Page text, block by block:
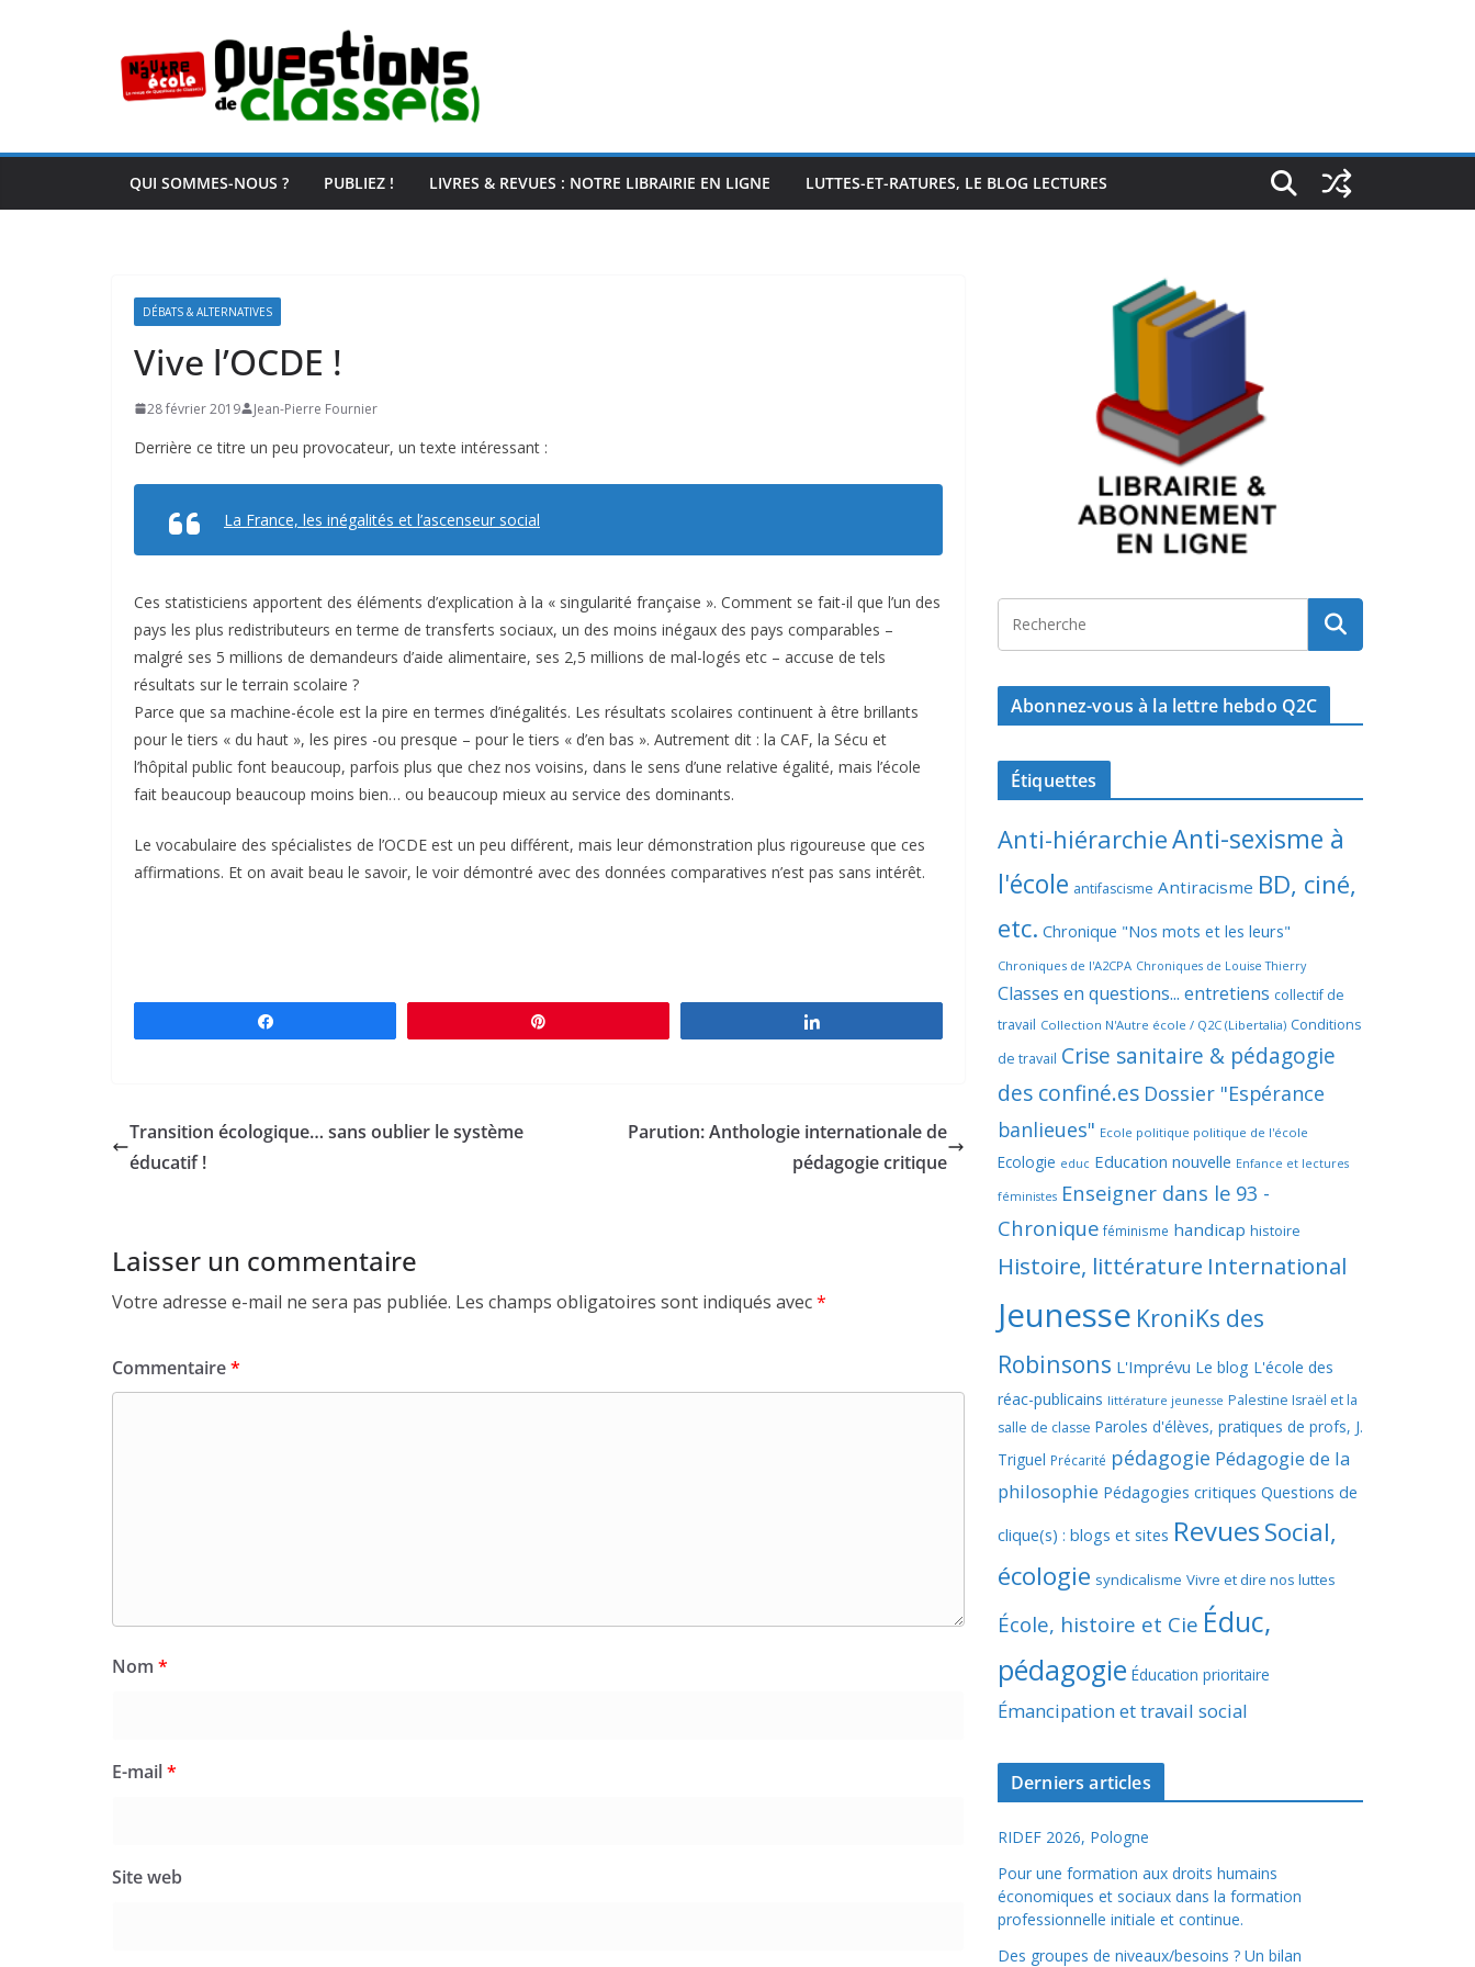
QUI SOMMES-NOUS ? PUBLIEZ ! LIVRES & REVUES : NOTRE LIBRAIRIE EN LIGNE LUTTES-ET-RATURES, LE BLOG LECTURES
DÉBATS & ALTERNATIVES
Vive l’OCDE !
28 février 2019 Jean-Pierre Fournier
Derrière ce titre un peu provocateur, un texte intéressant :
La France, les inégalités et l’ascenseur social
Ces statisticiens apportent des éléments d’explication à la « singularité française ». Comment se fait-il que l’un des
pays les plus redistributeurs en terme de transferts sociaux, un des moins inégaux des pays comparables –
malgré ses 5 millions de demandeurs d’aide alimentaire, ses 2,5 millions de mal-logés etc – accuse de tels
résultats sur le terrain scolaire ?
Parce que sa machine-école est la pire en termes d’inégalités. Les résultats scolaires continuent à être brillants
pour le tiers « du haut », les pires -ou presque – pour le tiers « d’en bas ». Autrement dit : la CAF, la Sécu et
l’hôpital public font beaucoup, parfois plus que chez nos voisins, dans le sens d’une relative égalité, mais l’école
fait beaucoup beaucoup moins bien… ou beaucoup mieux au service des dominants.
Le vocabulaire des spécialistes de l’OCDE est un peu différent, mais leur démonstration plus rigoureuse que ces
affirmations. Et on avait beau le savoir, le voir démontré avec des données comparatives n’est pas sans intérêt.
Transition écologique… sans oublier le système
éducatif !
Parution: Anthologie internationale de
pédagogie critique
Laisser un commentaire
Votre adresse e-mail ne sera pas publiée. Les champs obligatoires sont indiqués avec*
Commentaire*
Nom *
E-mail*
Site web
Abonnez-vous à la lettre hebdo Q2C
Étiquettes
Anti-hiérarchieAnti-sexisme à
l'école antifascisme Antiracisme BD, ciné,
etc. Chronique "Nos mots et les leurs"
Chroniques de l'A2CPA Chroniques de Louise Thierry
Classes en questions... entretiens collectif de
travail Collection N'Autre école / Q2C (Libertalia) Conditions
de travail Crise sanitaire & pédagogie
des confiné.es Dossier "Espérance
banlieues" Ecole politique politique de l'école
Ecologie educ Education nouvelle Enfance et lectures
féministes Enseigner dans le 93 -
Chronique féminisme handicap histoire
Histoire, littérature International
Jeunesse KroniKs des
Robinsons L'Imprévu Le blog L'école des
réac-publicains littérature jeunesse Palestine Israël et la
salle de classe Paroles d'élèves, pratiques de profs, J.
Triguel Précarité pédagogie Pédagogie de la
philosophie Pédagogies critiques Questions de
clique(s) : blogs et sites RevuesSocial,
écologie syndicalisme Vivre et dire nos luttes
École, histoire et Cie Éduc,
pédagogie Éducation prioritaire
Émancipation et travail social
Derniers articles
RIDEF 2026, Pologne
Pour une formation aux droits humains
économiques et sociaux dans la formation
professionnelle initiale et continue.
Des groupes de niveaux/besoins ? Un bilan